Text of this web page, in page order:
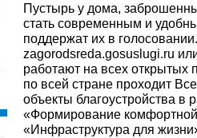
Пустырь у дома,
стать современным и
поддержат их в
zagorodsreda.gosuslugi.ru
работают на всех открытых
по всей стране проходит
объекты благоустройства в
«Формирование
«Инфраструктура для